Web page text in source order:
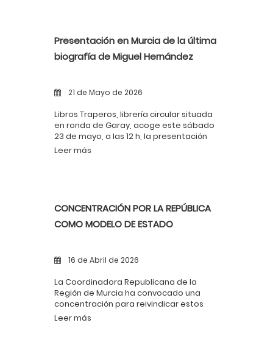
Presentación en Murcia de la última
biografía de Miguel Hernández
21 de Mayo de 2026
Libros Traperos, librería circular situada
en ronda de Garay, acoge este sábado
23 de mayo, a las 12 h, la presentación
en Murcia de Un poeta en la Historia.
organizado por el Partido Comunista de
la Región de Murcia.
Leer más
CONCENTRACIÓN POR LA REPÚBLICA
COMO MODELO DE ESTADO
16 de Abril de 2026
La Coordinadora Republicana de la
Región de Murcia ha convocado una
concentración para reivindicar estos
principios. El acto tendrá lugar el
Leer más